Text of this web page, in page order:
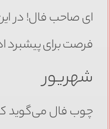
ای صاحب فال! در
فرصت برای پیشبرد
شهریور
چوب فال می‌گوید